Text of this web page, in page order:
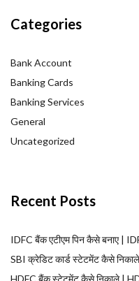
Categories
Bank Account
Banking Cards
Banking Services
General
Uncategorized
Recent Posts
IDFC बैंक एटीएम पिन कैसे बनाए |
SBI क्रेडिट कार्ड स्टेटमेंट कैसे
HDFC बैंक स्टेटमेंट कैसे निकाले |